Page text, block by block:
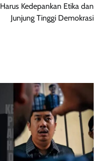
Harus Kedepankan Etika dan
Junjung Tinggi Demokrasi